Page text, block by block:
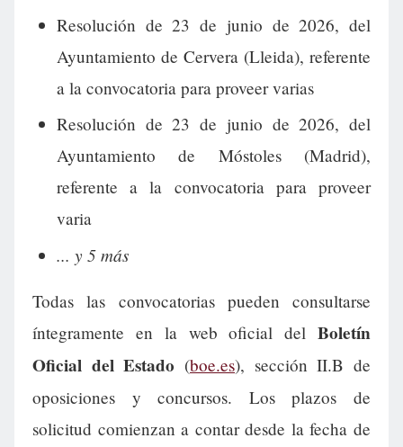
Resolución de 23 de junio de 2026, del
Ayuntamiento de Cervera (Lleida), referente
a la convocatoria para proveer varias
Resolución de 23 de junio de 2026, del
Ayuntamiento de Móstoles (Madrid),
referente a la convocatoria para proveer
varia
... y 5 más
Todas las convocatorias pueden consultarse
íntegramente en la web oficial del Boletín
Oficial del Estado (boe.es), sección II.B de
oposiciones y concursos. Los plazos de
solicitud comienzan a contar desde la fecha de